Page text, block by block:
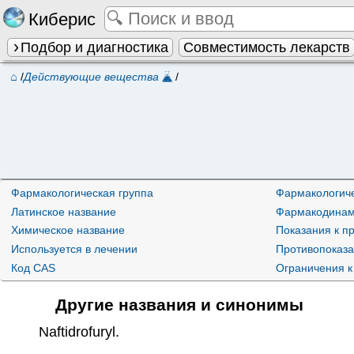
Киберис
Подбор и диагностика Совместимость лекарств
⌂ /Действующие вещества /
Фармакологическая группа
Латинское название
Химическое название
Используется в лечении
Код CAS
Показания к
Ограничения
Другие названия и синонимы
Naftidrofuryl .